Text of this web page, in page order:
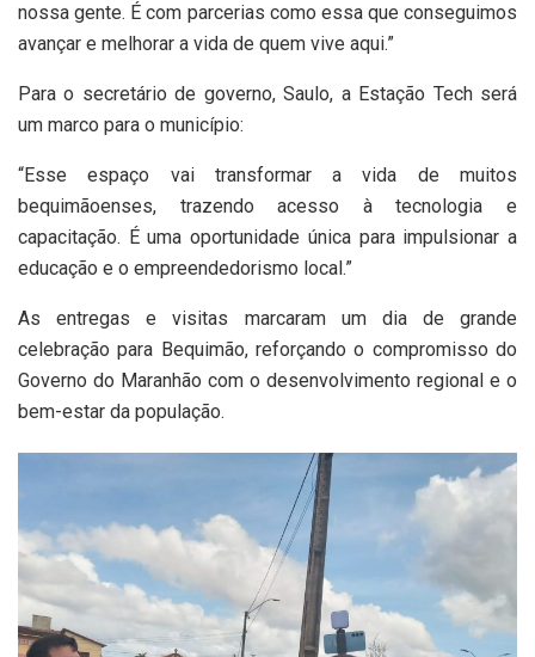
nossa gente. É com parcerias como essa que conseguimos
avançar e melhorar a vida de quem vive aqui.”
Para o secretário de governo, Saulo, a Estação Tech será
um marco para o município:
“Esse espaço vai transformar a vida de muitos
bequimãoenses, trazendo acesso à tecnologia e
capacitação. É uma oportunidade única para impulsionar a
educação e o empreendedorismo local.”
As entregas e visitas marcaram um dia de grande
celebração para Bequimão, reforçando o compromisso do
Governo do Maranhão com o desenvolvimento regional e o
bem-estar da população.